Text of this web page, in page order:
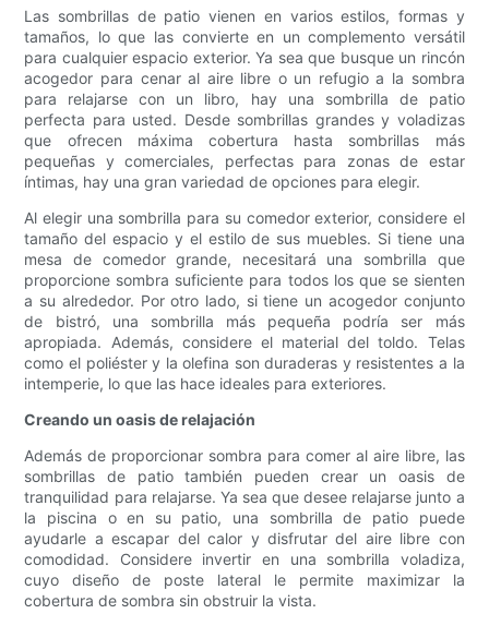
Las sombrillas de patio vienen en varios estilos, formas y
tamaños, lo que las convierte en un complemento versátil
para cualquier espacio exterior. Ya sea que busque un rincón
acogedor para cenar al aire libre o un refugio a la sombra
para relajarse con un libro, hay una sombrilla de patio
perfecta para usted. Desde sombrillas grandes y voladizas
que ofrecen máxima cobertura hasta sombrillas más
pequeñas y comerciales, perfectas para zonas de estar
íntimas, hay una gran variedad de opciones para elegir.
Al elegir una sombrilla para su comedor exterior, considere el
tamaño del espacio y el estilo de sus muebles. Si tiene una
mesa de comedor grande, necesitará una sombrilla que
proporcione sombra suficiente para todos los que se sienten
a su alrededor. Por otro lado, si tiene un acogedor conjunto
de bistró, una sombrilla más pequeña podría ser más
apropiada. Además, considere el material del toldo. Telas
como el poliéster y la olefina son duraderas y resistentes a la
intemperie, lo que las hace ideales para exteriores.
Creando un oasis de relajación
Además de proporcionar sombra para comer al aire libre, las
sombrillas de patio también pueden crear un oasis de
tranquilidad para relajarse. Ya sea que desee relajarse junto a
la piscina o en su patio, una sombrilla de patio puede
ayudarle a escapar del calor y disfrutar del aire libre con
comodidad. Considere invertir en una sombrilla voladiza,
cuyo diseño de poste lateral le permite maximizar la
cobertura de sombra sin obstruir la vista.